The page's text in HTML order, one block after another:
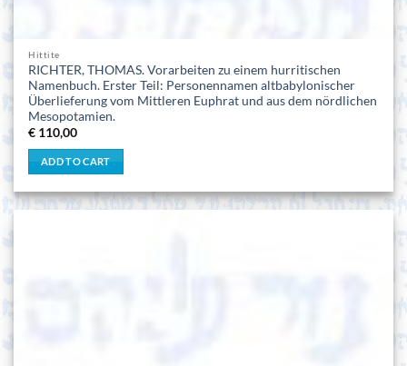
Hittite
RICHTER, THOMAS. Vorarbeiten zu einem hurritischen
Namenbuch. Erster Teil: Personennamen altbabylonischer
Überlieferung vom Mittleren Euphrat und aus dem nördlichen
Mesopotamien.
€ 110,00
ADD TO CART